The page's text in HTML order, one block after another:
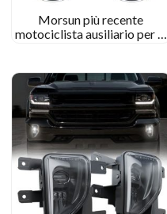
Morsun più recente
motociclista ausiliario per la
2017 Luce di guida